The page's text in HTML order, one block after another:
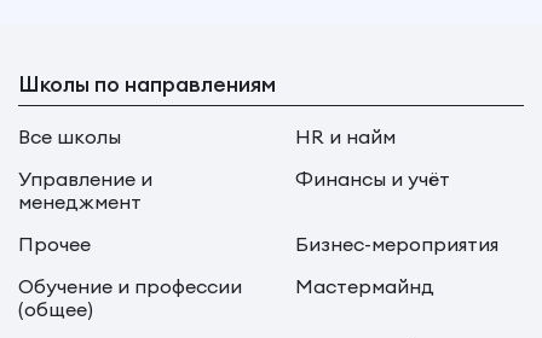
Школы по направлениям
Все школы
HR и найм
Управление и
менеджмент
Финансы и учёт
Прочее
Бизнес-мероприятия
Обучение и профессии
(общее)
Мастермайнд